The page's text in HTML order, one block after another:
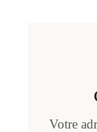
Votre